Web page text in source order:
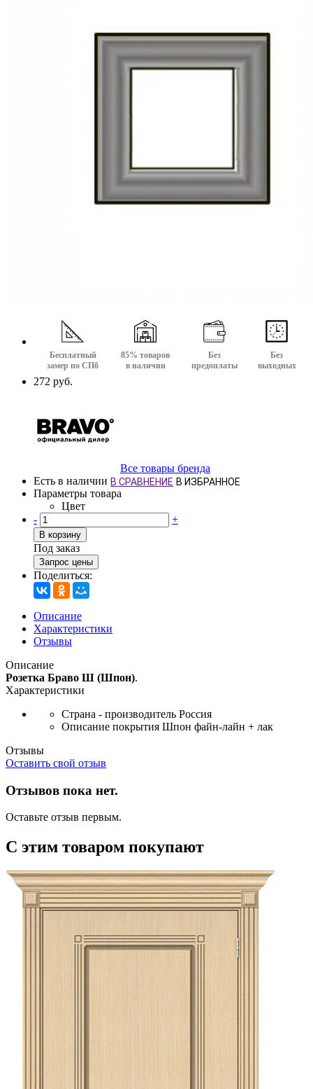
Бесплатный
замер по СПб
85% товаров
в наличии
Без
предоплаты
Без
выходных
272 руб.
Все товары бренда
Есть в наличии В СРАВНЕНИЕ В ИЗБРАННОЕ
Параметры товара
Цвет
-
+
В корзину
Под заказ
Запрос цены
Поделиться:
Описание
Характеристики
Отзывы
Описание
Розетка Браво Ш (Шпон).
Характеристики
Страна - производитель Россия
Описание покрытия Шпон файн-лайн + лак
Отзывы
Оставить свой отзыв
Отзывов пока нет.
Оставьте отзыв первым.
С этим товаром покупают